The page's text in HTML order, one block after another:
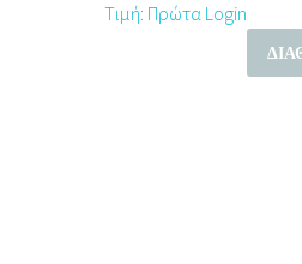
Τιμή: Πρώτα Login